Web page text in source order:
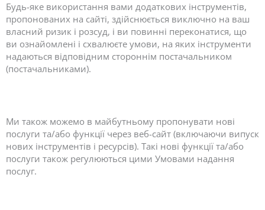
Будь-яке використання вами додаткових інструментів,
пропонованих на сайті, здійснюється виключно на ваш
власний ризик і розсуд, і ви повинні переконатися, що
ви ознайомлені і схвалюєте умови, на яких інструменти
надаються відповідним стороннім постачальником
(постачальниками).
Ми також можемо в майбутньому пропонувати нові
послуги та/або функції через веб-сайт (включаючи випуск
нових інструментів і ресурсів). Такі нові функції та/або
послуги також регулюються цими Умовами надання
послуг.